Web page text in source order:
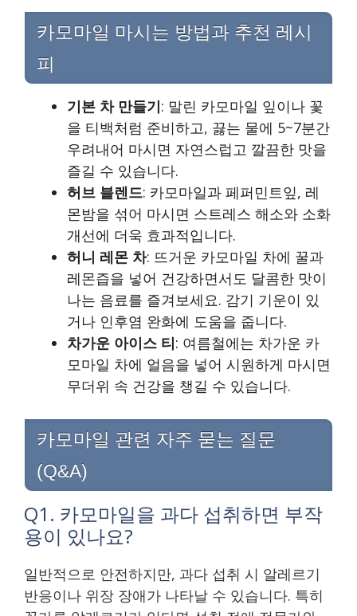
카모마일 마시는 방법과 추천 레시
피
기본 차 만들기: 말린 카모마일 잎이나 꽃
을 티백처럼 준비하고, 끓는 물에 5~7분간
우려내어 마시면 자연스럽고 깔끔한 맛을
즐길 수 있습니다.
허브 블렌드: 카모마일과 페퍼민트잎, 레
몬밤을 섞어 마시면 스트레스 해소와 소화
개선에 더욱 효과적입니다.
허니 레몬 차: 뜨거운 카모마일 차에 꿀과
레몬즙을 넣어 건강하면서도 달콤한 맛이
나는 음료를 즐겨보세요. 감기 기운이 있
거나 인후염 완화에 도움을 줍니다.
차가운 아이스 티: 여름철에는 차가운 카
모마일 차에 얼음을 넣어 시원하게 마시면
무더위 속 건강을 챙길 수 있습니다.
카모마일 관련 자주 묻는 질문
(Q&A)
Q1. 카모마일을 과다 섭취하면 부작
용이 있나요?
일반적으로 안전하지만, 과다 섭취 시 알레르기
반응이나 위장 장애가 나타날 수 있습니다. 특히